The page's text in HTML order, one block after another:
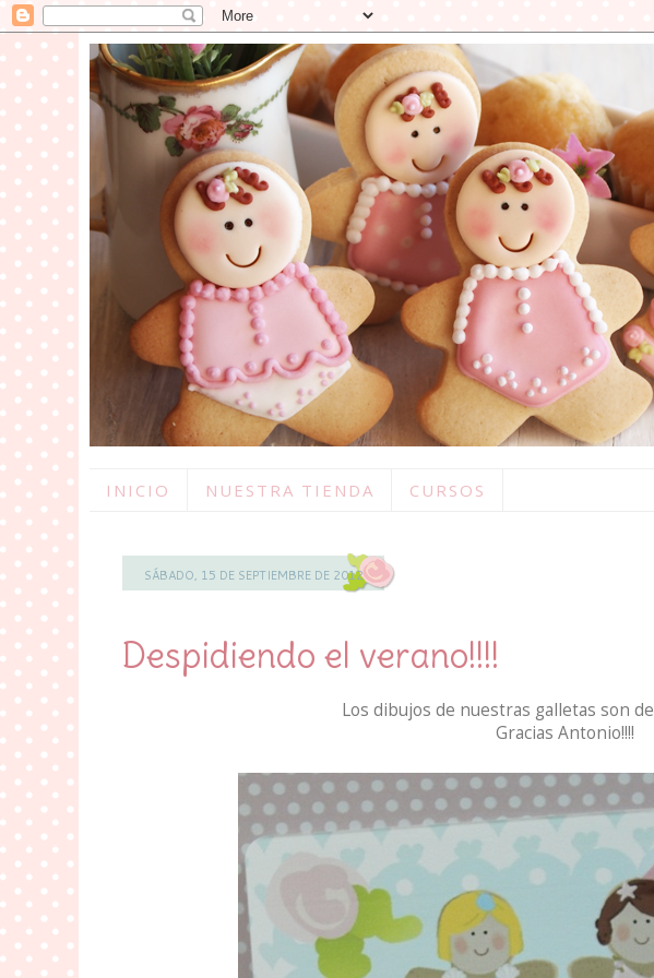
INICIO NUESTRA TIENDA CURSOS
SÁBADO, 15 DE SEPTIEMBRE DE 2012
Despidiendo el verano!!!!
Los dibujos de nuestras galletas son de
Gracias Antonio!!!!